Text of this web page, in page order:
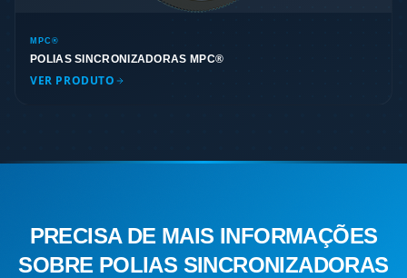
MPC®
POLIAS SINCRONIZADORAS MPC®
VER PRODUTO
PRECISA DE MAIS INFORMAÇÕES
SOBRE POLIAS SINCRONIZADORAS